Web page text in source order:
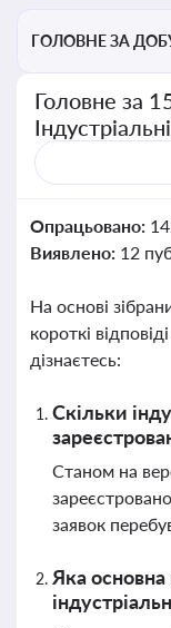
ГОЛОВНЕ ЗА
Головне за
Опрацьовано:
Виявлено: 12
На основі
короткі
дізнаєтесь:
Скільки
Станом на
заявок
Яка